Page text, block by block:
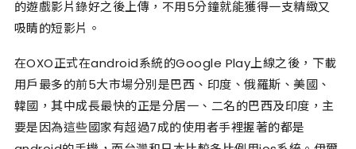
的遊戲影片錄好之後上傳，不用5分鐘就能獲得一支精緻又
吸睛的短影片。
在OXO正式在android系統的Google Play上線之後，下載
用戶最多的前5大市場分別是巴西、印度、俄羅斯、美國、
韓國，其中成長最快的正是分居一、二名的巴西及印度，主
要是因為這些國家有超過7成的使用者手裡握著的都是